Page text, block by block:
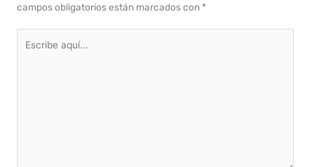
campos obligatorios están marcados con *
aquí...